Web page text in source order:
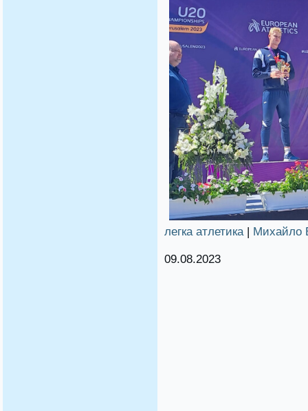
легка атлетика| Михайло
09.08.2023